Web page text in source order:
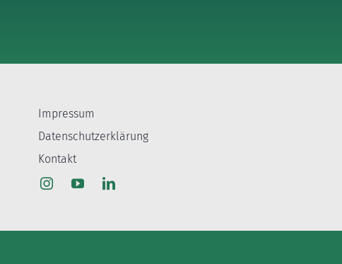
Impressum
Datenschutzerklärung
Kontakt